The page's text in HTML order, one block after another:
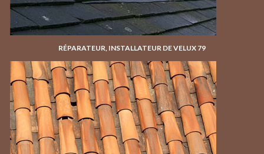
RÉPARATEUR, INSTALLATEUR DE VELUX 79